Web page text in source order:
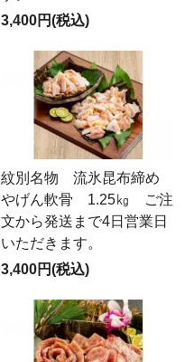
3,400円(税込)
紋別名物 流氷昆布締め
やげん軟骨 1.25㎏ ご注
文から発送まで4日営業日
いただきます。
3,400円(税込)